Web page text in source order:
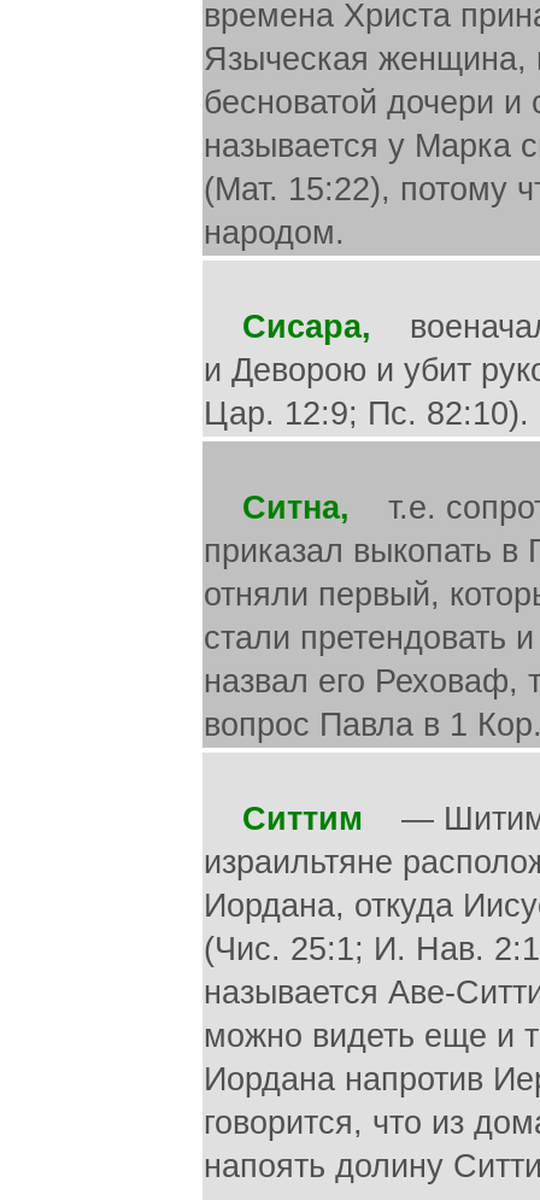
времена Христа
Языческая женщина,
бесноватой дочери
называется у Марка
(Мат. 15:22), потому
народом.
Сисара,
и Деворою и убит
Цар. 12:9; Пс. 82:10).
Ситна, т.е.
приказал выкопать в
отняли первый,
стали претендовать
назвал его Реховаф,
вопрос Павла в 1
Ситтим — Шитим.
израильтяне
Иордана, откуда
(Чис. 25:1; И. Нав.
называется Аве-
можно видеть еще и
Иордана напротив
говорится, что из
напоять долину